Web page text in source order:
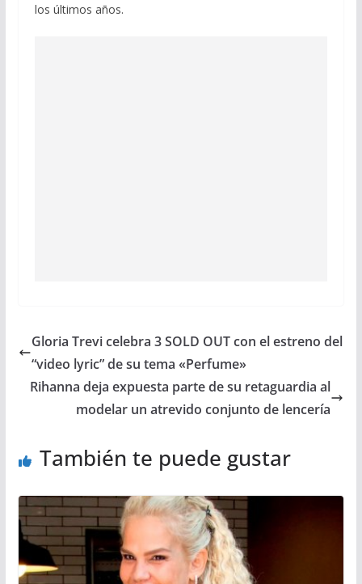
los últimos años.
Gloria Trevi celebra 3 SOLD OUT con el estreno del
“video lyric” de su tema «Perfume»
Rihanna deja expuesta parte de su retaguardia al
modelar un atrevido conjunto de lencería
También te puede gustar